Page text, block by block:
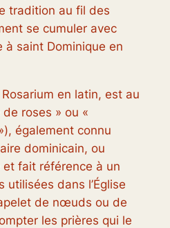
tradition au fil des
se cumuler avec
à saint Dominique en
en latin, est au
roses » ou «
également connu
dominicain, ou
et fait référence à un
utilisées dans l’Église
de nœuds ou de
les prières qui le